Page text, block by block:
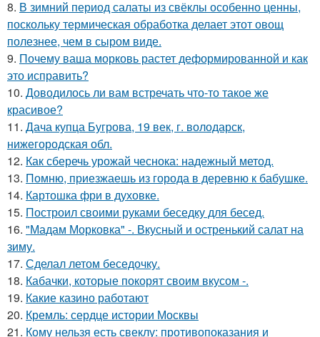
8. В зимний период салаты из свёклы особенно ценны,
поскольку термическая обработка делает этот овощ
полезнее, чем в сыром виде.
9. Почему ваша морковь растет деформированной и как
это исправить?
10. Доводилось ли вам встречать что-то такое же
красивое?
11. Дача купца Бугрова, 19 век, г. володарск,
нижегородская обл.
12. Как сберечь урожай чеснока: надежный метод.
13. Помню, приезжаешь из города в деревню к бабушке.
14. Картошка фри в духовке.
15. Построил своими руками беседку для бесед.
16. "Мадам Морковка" -. Вкусный и остренький салат на
зиму.
17. Сделал летом беседочку.
18. Кабачки, которые покорят своим вкусом -.
19. Какие казино работают
20. Кремль: сердце истории Москвы
21. Кому нельзя есть свеклу: противопоказания и